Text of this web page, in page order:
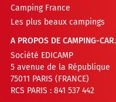
Camping France
Les plus beaux campings
A PROPOS DE CAMPING-
Société EDICAMP
5 avenue de la République
75011 PARIS (FRANCE)
RCS PARIS : 841 537 442